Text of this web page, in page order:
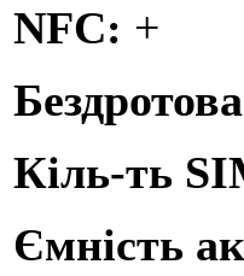
NFC: +
Кіль-ть
Ємність